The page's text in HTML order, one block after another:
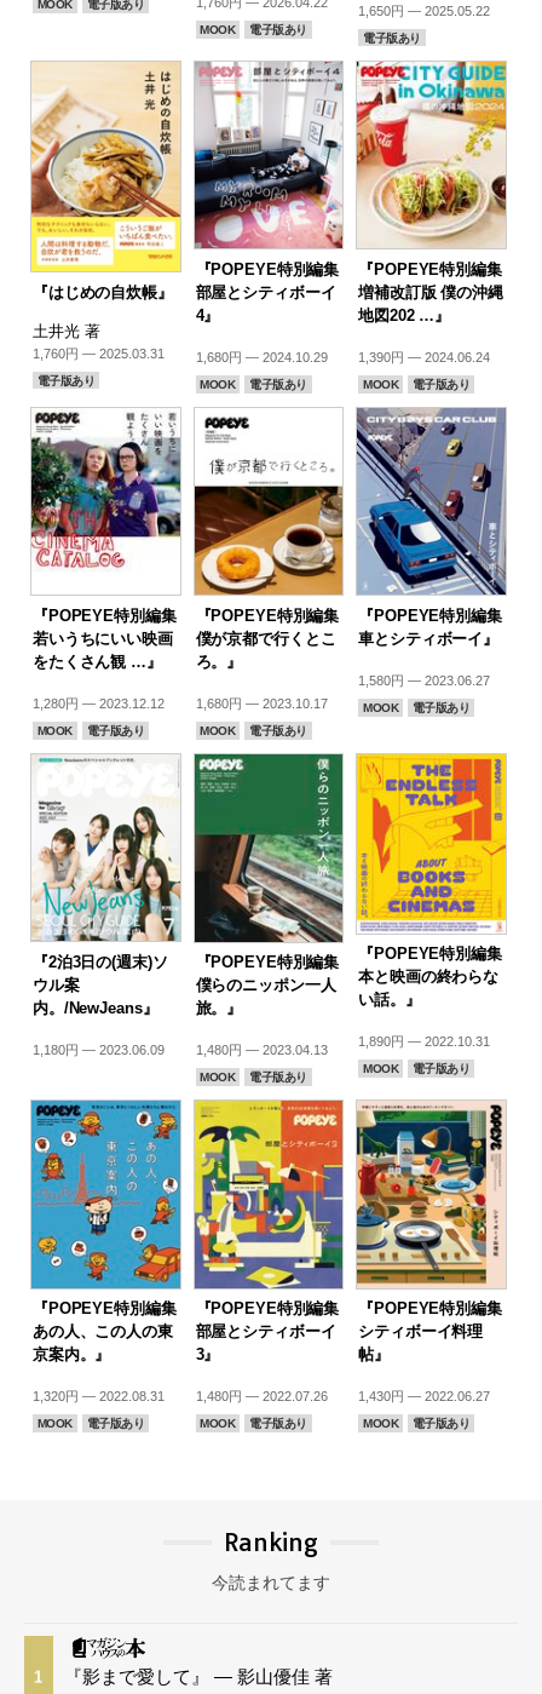
MOOK 電子版あり
MOOK 電子版あり
1,650円 — 2025.05.22
電子版あり
『はじめの自炊帳』
土井光 著
1,760円 — 2025.03.31
電子版あり
『POPEYE特別編集
部屋とシティボーイ
4』
1,680円 — 2024.10.29
MOOK 電子版あり
『POPEYE特別編集
増補改訂版 僕の沖縄
地図202 …』
1,390円 — 2024.06.24
MOOK 電子版あり
『POPEYE特別編集
若いうちにいい映画
をたくさん観 …』
1,280円 — 2023.12.12
MOOK 電子版あり
『POPEYE特別編集
僕が京都で行くとこ
ろ。』
1,680円 — 2023.10.17
MOOK 電子版あり
『POPEYE特別編集
車とシティボーイ』
1,580円 — 2023.06.27
MOOK 電子版あり
『2泊3日の(週末)ソ
ウル案
内。/NewJeans』
1,180円 — 2023.06.09
『POPEYE特別編集
僕らのニッポン一人
旅。』
1,480円 — 2023.04.13
MOOK 電子版あり
『POPEYE特別編集
本と映画の終わらな
い話。』
1,890円 — 2022.10.31
MOOK 電子版あり
『POPEYE特別編集
あの人、この人の東
京案内。』
1,320円 — 2022.08.31
MOOK 電子版あり
『POPEYE特別編集
部屋とシティボーイ
3』
1,480円 — 2022.07.26
MOOK 電子版あり
『POPEYE特別編集
シティボーイ料理
帖』
1,430円 — 2022.06.27
MOOK 電子版あり
Ranking
今読まれてます
1 『影まで愛して』 — 影山優佳 著